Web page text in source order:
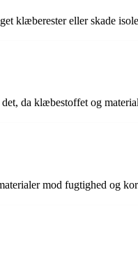
klæberester eller skade
da klæbestoffet og
mod fugtighed og